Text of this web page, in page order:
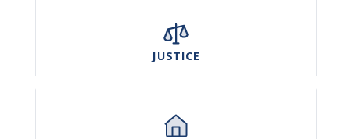
JUSTICE